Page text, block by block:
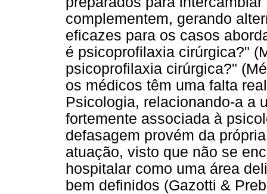
complementem, gerando
eficazes para os casos
é psicoprofilaxia cirúrgica?"
psicoprofilaxia cirúrgica?"
os médicos têm uma falta
Psicologia, relacionando-a a
fortemente associada à
defasagem provém da
atuação, visto que não se
hospitalar como uma área
bem definidos (Gazotti &